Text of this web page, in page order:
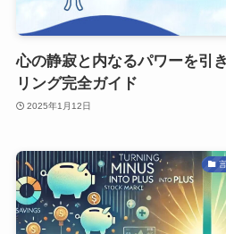
心の静寂と内なるパワーを引
リング完全ガイド
2025年1月12日